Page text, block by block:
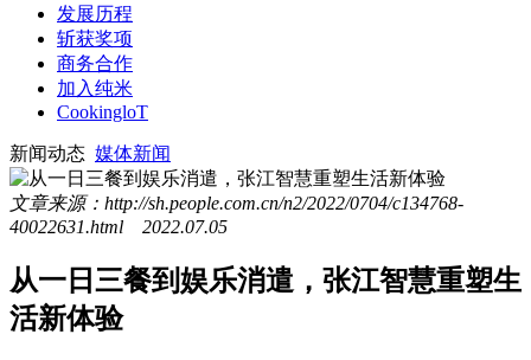
发展历程
斩获奖项
商务合作
加入纯米
CookingloT
新闻动态 媒体新闻
文章来源：http://sh.people.com.cn/n2/2022/0704/c134768-
40022631.html 2022.07.05
从一日三餐到娱乐消遣，张江智慧重塑生
活新体验